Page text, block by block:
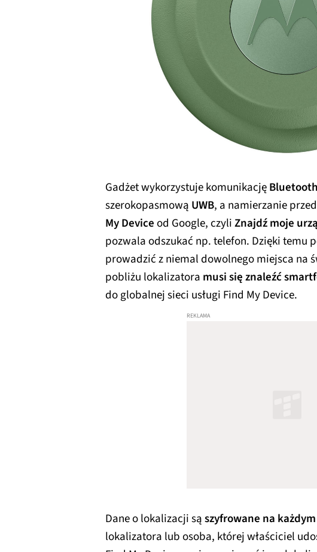
Gadżet wykorzystuje komunikację
szerokopasmową UWB, a namierzanie
My Deviceod Google, czyliZnajdź moje
pozwala odszukać np. telefon. Dzięki temu
prowadzić z niemal dowolnego miejsca na
pobliżu lokalizatora musi się znaleźć
do globalnej sieci usługi Find My Device.
Dane o lokalizacji sąszyfrowane na
lokalizatora lub osoba, której właściciel